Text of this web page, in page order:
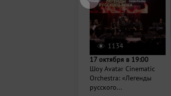
1134
17 октября в 19:00
Шоу Avatar Cinematic
Orchestra: «Легенды
русского...